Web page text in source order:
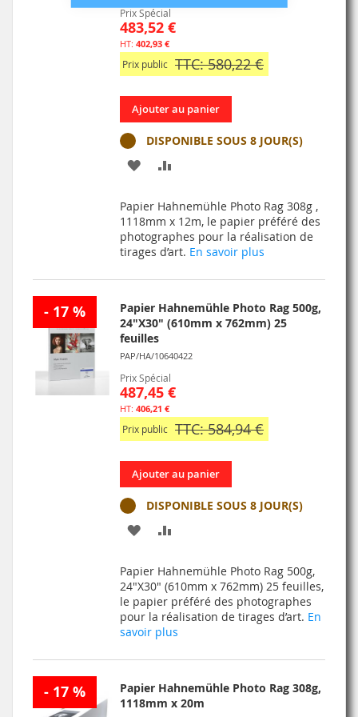
Prix Spécial
483,52 €
402,93 €
Prix public TTC: 580,22 €
Ajouter au panier
DISPONIBLE SOUS 8 JOUR(S)
AJOUTER
MA
LISTE
D’ENVIE
COMPARATEUR
Papier Hahnemühle Photo Rag 308g ,
1118mm x 12m, le papier préféré des
photographes pour la réalisation de
tirages d’art. En savoir plus
- 17 %
Papier Hahnemühle Photo Rag 500g,
24"X30" (610mm x 762mm) 25
feuilles
PAP/HA/10640422
Prix Spécial
487,45 €
406,21 €
Prix public TTC: 584,94 €
Ajouter au panier
DISPONIBLE SOUS 8 JOUR(S)
AJOUTER
MA
LISTE
D’ENVIE
COMPARATEUR
Papier Hahnemühle Photo Rag 500g,
24"X30" (610mm x 762mm) 25 feuilles,
le papier préféré des photographes
pour la réalisation de tirages d’art. En
savoir plus
- 17 %
Papier Hahnemühle Photo Rag 308g,
1118mm x 20m